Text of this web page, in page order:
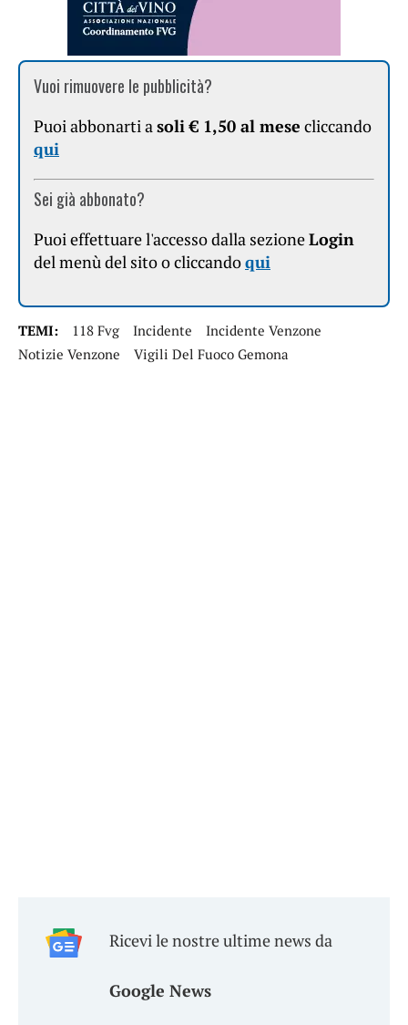
Vuoi rimuovere le pubblicità?
Puoi abbonarti asoli € 1,50 al mese cliccando
qui
Sei già abbonato?
Puoi effettuare l'accesso dalla sezioneLogin
del menù del sito o cliccandoqui
TEMI: 118 Fvg Incidente
Incidente Venzone
Notizie Venzone
Vigili Del Fuoco Gemona
Ricevi le nostre ultime news da
Google News